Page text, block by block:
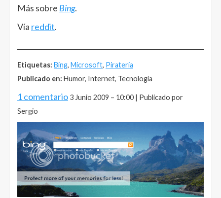
Más sobre Bing.
Vía reddit.
Etiquetas: Bing, Microsoft, Piratería
Publicado en: Humor, Internet, Tecnología
1 comentario 3 Junio 2009 – 10:00 | Publicado por
Sergio